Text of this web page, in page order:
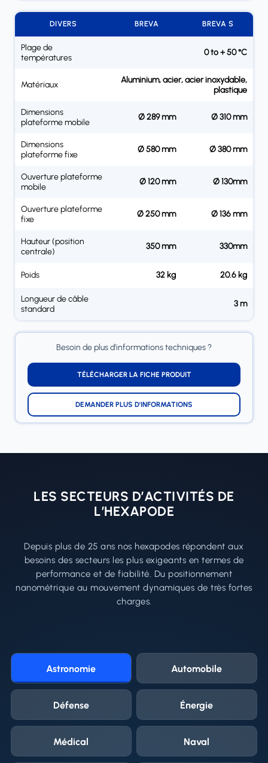
DIVERS BREVA BREVA S
Plage de
températures
0 to + 50 °C
Matériaux
Aluminium, acier, acier inoxydable,
plastique
Dimensions
plateforme mobile
Ø 289 mm Ø 310 mm
Dimensions
plateforme fixe
Ø 580 mm Ø 380 mm
Ouverture plateforme
mobile
Ø 120 mm Ø 130mm
Ouverture plateforme
fixe
Ø 250 mm Ø 136 mm
Hauteur (position
centrale)
350 mm 330mm
Poids 32 kg 20.6 kg
Longueur de câble
standard
3 m
Besoin de plus d’informations techniques ?
TÉLÉCHARGER LA FICHE PRODUIT
DEMANDER PLUS D'INFORMATIONS
LES SECTEURS D’ACTIVITÉS DE
L’HEXAPODE
Depuis plus de 25 ans nos hexapodes répondent aux
besoins des secteurs les plus exigeants en termes de
performance et de fiabilité. Du positionnement
nanométrique au mouvement dynamiques de très fortes
charges.
Astronomie Automobile
Défense Énergie
Médical Naval